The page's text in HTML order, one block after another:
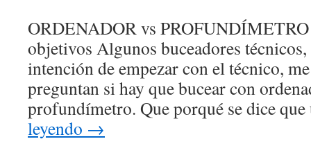
ORDENADOR vs
objetivos Algunos buceadores
intención de empezar con el técnico,
preguntan si hay que bucear con
profundímetro. Que porqué se dice
leyendo →